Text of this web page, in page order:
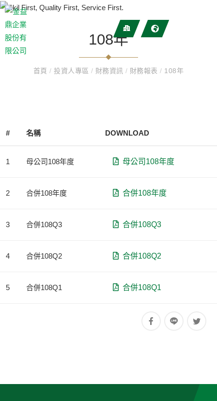
108年
首頁/ 投資人專區 / 財務資訊/ 財務報表/ 108年
# 名稱 DOWNLOAD
1 母公司108年度 母公司108年度
2 合併108年度 合併108年度
3 合併108Q3 合併108Q3
4 合併108Q2 合併108Q2
5 合併108Q1 合併108Q1